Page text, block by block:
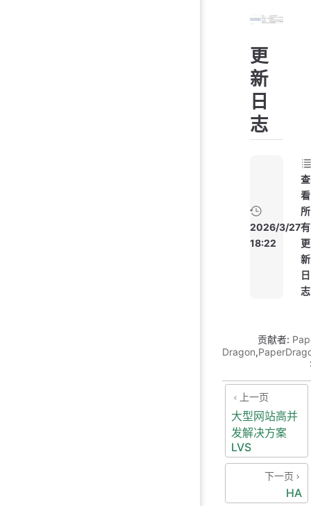
更
新
日
志
2026/3/27
18:22
查
看
所
有
更
新
日
志
贡献者:
Dragon,
上一页
大型网站高并
发解决方案
LVS
下一页
HA